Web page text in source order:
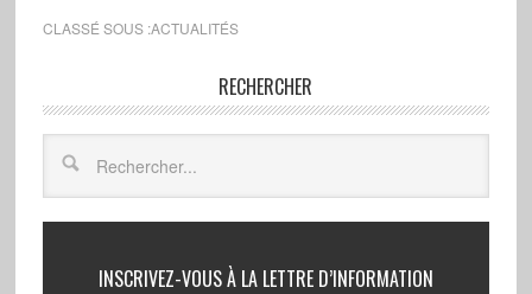
bien ficelée et objective,
commentaires d’usage…
Les journalistes de
CLASSÉ SOUS :ACTUALITÉS
RECHERCHER
INSCRIVEZ-VOUS À LA LETTRE D’INFORMATION